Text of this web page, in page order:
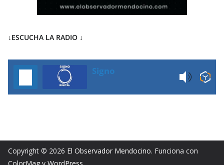
↓ESCUCHA LA RADIO ↓
Signo
Copyright © 2026 El Observador Mendocino. Funciona con